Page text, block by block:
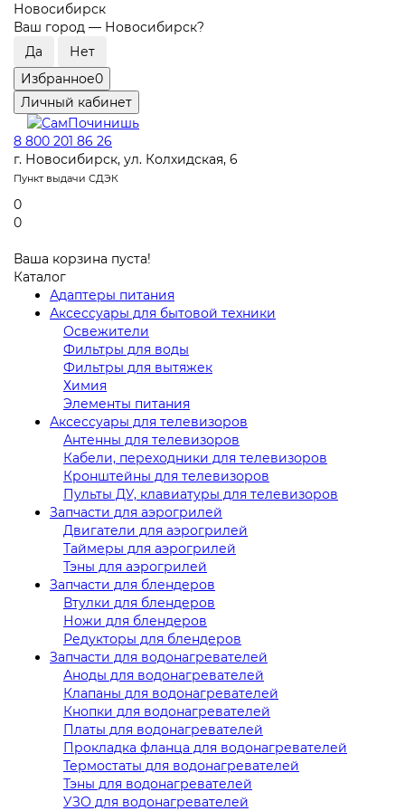
Новосибирск
Ваш город — Новосибирск?
Избранное0
Личный кабинет
8 800 201 86 26
г. Новосибирск, ул. Колхидская, 6
Пункт выдачи СДЭК
0
0
Ваша корзина пуста!
Каталог
Адаптеры питания
Аксессуары для бытовой техники
Освежители
Фильтры для воды
Фильтры для вытяжек
Химия
Элементы питания
Аксессуары для телевизоров
Антенны для телевизоров
Кабели, переходники для телевизоров
Кронштейны для телевизоров
Пульты ДУ, клавиатуры для телевизоров
Запчасти для аэрогрилей
Двигатели для аэрогрилей
Таймеры для аэрогрилей
Тэны для аэрогрилей
Запчасти для блендеров
Втулки для блендеров
Ножи для блендеров
Редукторы для блендеров
Запчасти для водонагревателей
Аноды для водонагревателей
Клапаны для водонагревателей
Кнопки для водонагревателей
Платы для водонагревателей
Прокладка фланца для водонагревателей
Термостаты для водонагревателей
Тэны для водонагревателей
УЗО для водонагревателей